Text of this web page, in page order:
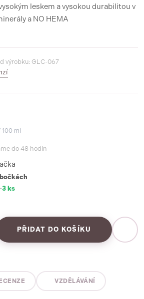
leskem a vysokou durabilitou v
a NO HEMA
výrobku: GLC-067
ml
do 48 hodin
·3 ks
PŘIDAT DO KOŠÍKU
VZDĚLÁVÁNÍ